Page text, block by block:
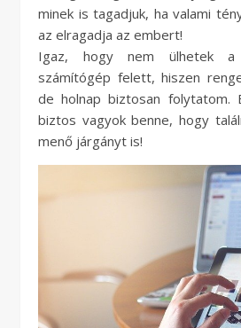
minek is tagadjuk, ha valami
az elragadja az embert!
Igaz, hogy nem ülhetek a
számítógép felett, hiszen
de holnap biztosan folytatom.
biztos vagyok benne, hogy
menő járgányt is!